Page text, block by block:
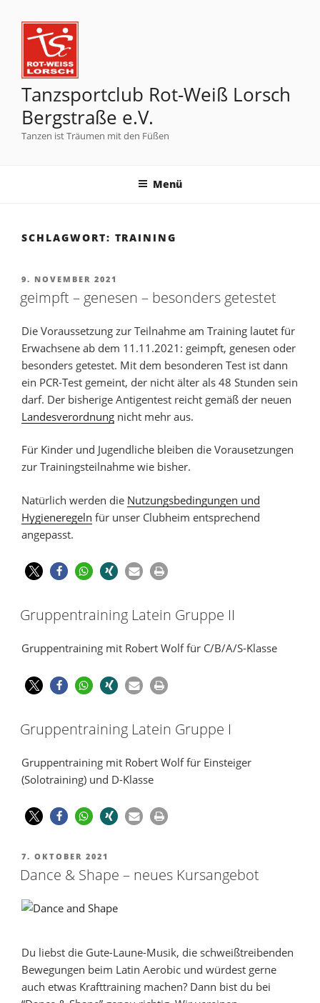
Tanzsportclub Rot-Weiß Lorsch
Bergstraße e.V.
Tanzen ist Träumen mit den Füßen
Menü
SCHLAGWORT: TRAINING
9. NOVEMBER 2021
geimpft – genesen – besonders getestet
Die Voraussetzung zur Teilnahme am Training lautet für
Erwachsene ab dem 11.11.2021: geimpft, genesen oder
besonders getestet. Mit dem besonderen Test ist dann
ein PCR-Test gemeint, der nicht älter als 48 Stunden sein
darf. Der bisherige Antigentest reicht gemäß der neuen
Landesverordnung nicht mehr aus.
Für Kinder und Jugendliche bleiben die Vorausetzungen
zur Trainingsteilnahme wie bisher.
Natürlich werden die Nutzungsbedingungen und
Hygieneregeln für unser Clubheim entsprechend
angepasst.
Gruppentraining Latein Gruppe II
Gruppentraining mit Robert Wolf für C/B/A/S-Klasse
Gruppentraining Latein Gruppe I
Gruppentraining mit Robert Wolf für Einsteiger
(Solotraining) und D-Klasse
7. OKTOBER 2021
Dance & Shape – neues Kursangebot
Du liebst die Gute-Laune-Musik, die schweißtreibenden
Bewegungen beim Latin Aerobic und würdest gerne
auch etwas Krafttraining machen? Dann bist du bei